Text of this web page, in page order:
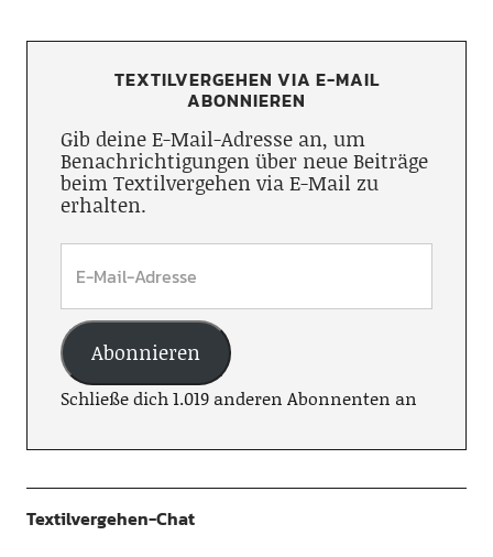
TEXTILVERGEHEN VIA E-MAIL
ABONNIEREN
Gib deine E-Mail-Adresse an, um
Benachrichtigungen über neue Beiträge
beim Textilvergehen via E-Mail zu
erhalten.
Abonnieren
Schließe dich 1.019 anderen Abonnenten an
Textilvergehen-Chat